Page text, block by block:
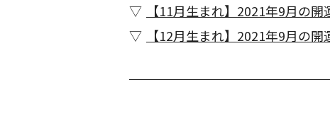
【11月生まれ】2021年9月の
【12月生まれ】2021年9月の